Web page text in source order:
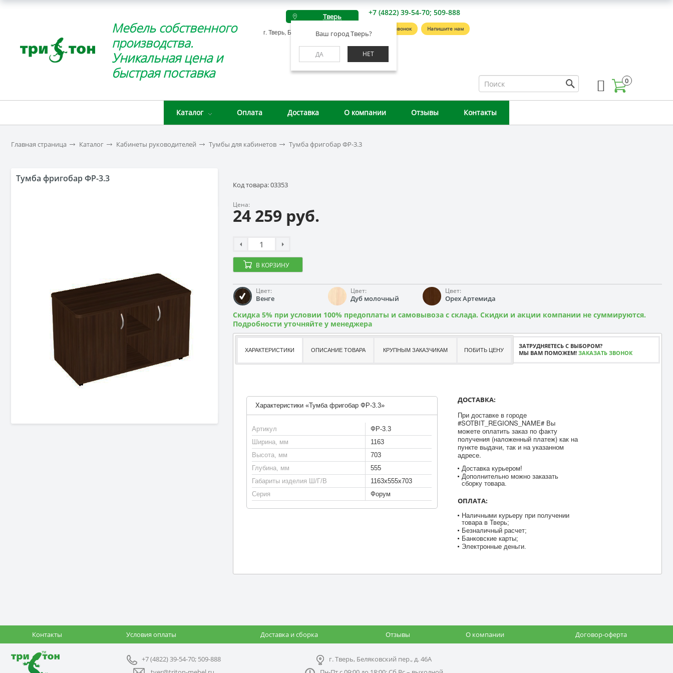
Мебель собственного
производства.
Уникальная цена и
быстрая поставка
Тверь
Ваш город Тверь?
ДА НЕТ
г. Тверь, Беляковский пер., д. 46А
+7 (4822) 39-54-70; 509-888
Заказать звонок Напишите нам
0
Каталог Оплата Доставка О компании Отзывы Контакты
Главная страница Каталог Кабинеты руководителей Тумбы для кабинетов Тумба фригобар ФР-3.3
Тумба фригобар ФР-3.3
Код товара: 03353
Цена:
24 259 руб.
В КОРЗИНУ
Цвет:
Венге
Цвет:
Дуб молочный
Цвет:
Орех Артемида
Скидка 5% при условии 100% предоплаты и самовывоза с склада. Скидки и акции компании не суммируются.
Подробности уточняйте у менеджера
ХАРАКТЕРИСТИКИ ОПИСАНИЕ ТОВАРА КРУПНЫМ ЗАКАЗЧИКАМ ПОБИТЬ ЦЕНУ
ЗАТРУДНЯЕТЕСЬ С ВЫБОРОМ?
МЫ ВАМ ПОМОЖЕМ! ЗАКАЗАТЬ ЗВОНОК
Характеристики «Тумба фригобар ФР-3.3»
Артикул
ФР-3.3
Ширина, мм
1163
Высота, мм
703
Глубина, мм
555
Габариты изделия Ш/Г/В
1163х555х703
Серия
Форум
ДОСТАВКА:
При доставке в городе
#SOTBIT_REGIONS_NAME# Вы
можете оплатить заказ по факту
получения (наложенный платеж) как на
пункте выдачи, так и на указанном
адресе.
Доставка курьером!
Дополнительно можно заказать
сборку товара.
ОПЛАТА:
Наличными курьеру при получении
товара в Тверь;
Безналичный расчет;
Банковские карты;
Электронные деньги.
Контакты Условия оплаты Доставка и сборка Отзывы О компании Договор-оферта
+7 (4822) 39-54-70; 509-888
г. Тверь, Беляковский пер., д. 46А